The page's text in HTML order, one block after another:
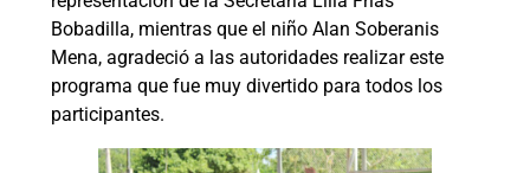
Bobadilla, mientras que el niño Alan Soberanis
Mena, agradeció a las autoridades realizar este
programa que fue muy divertido para todos los
participantes.